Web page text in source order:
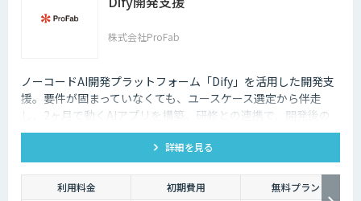
株式会社ProFab
ノーコードAI開発プラットフォーム「Dify」を活用した開発支
援。要件が固まっていなくても、ユースケース選定から伴走
し、2ヶ月で動くAIアプリを構築。研修との連携で、開発後の
内製化・自走までサポートします。
詳細を見る
利用料金 初期費用
無料プラン